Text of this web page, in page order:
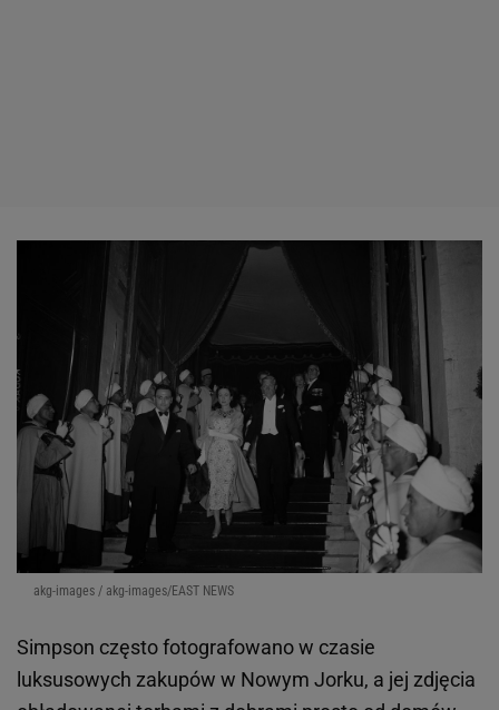
akg-images / akg-images/EAST NEWS
Simpson często fotografowano w czasie
luksusowych zakupów w Nowym Jorku, a jej zdjęcia